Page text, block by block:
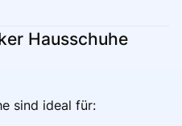
Hausschuhe
sind ideal für: